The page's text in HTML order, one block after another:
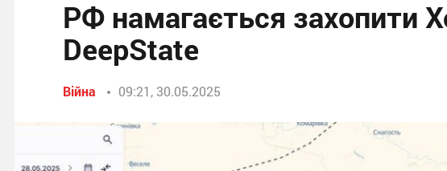
РФ намагається захопити
DeepState
Війна 09:21, 30.05.2025